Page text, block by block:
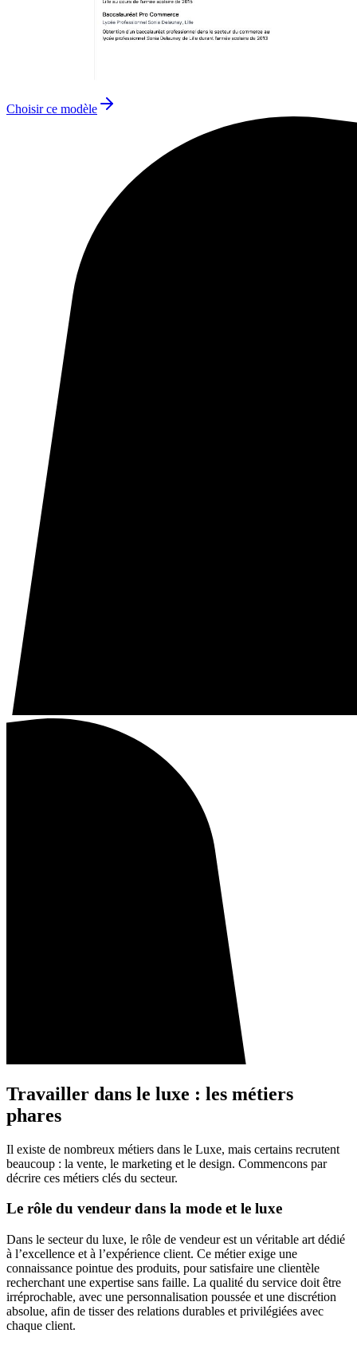
Choisir ce modèle
Travailler dans le luxe : les métiers
phares
Il existe de nombreux métiers dans le Luxe, mais certains recrutent
beaucoup : la vente, le marketing et le design. Commencons par
décrire ces métiers clés du secteur.
Le rôle du vendeur dans la mode et le luxe
Dans le secteur du luxe, le rôle de vendeur est un véritable art dédié
à l’excellence et à l’expérience client. Ce métier exige une
connaissance pointue des produits, pour satisfaire une clientèle
recherchant une expertise sans faille. La qualité du service doit être
irréprochable, avec une personnalisation poussée et une discrétion
absolue, afin de tisser des relations durables et privilégiées avec
chaque client.